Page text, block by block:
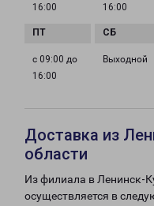
16:00
16:00
с 09:00 до
16:00
Выходной
Доставка из
области
Из филиала в Ленинск-
осуществляется в